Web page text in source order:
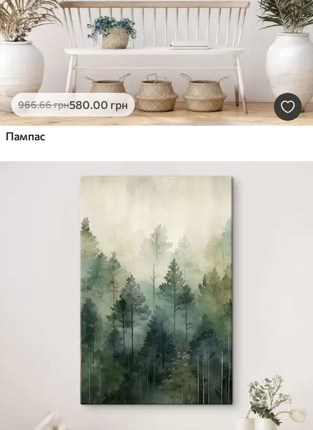
966.66грн580.00 грн
Пампас